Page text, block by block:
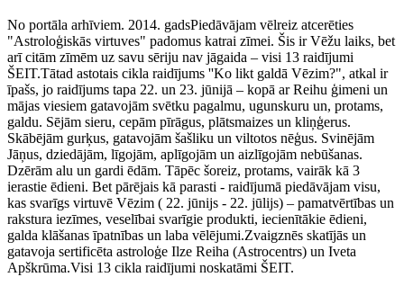
No portāla arhīviem. 2014. gadsPiedāvājam vēlreiz atcerēties
"Astroloģiskās virtuves" padomus katrai zīmei. Šis ir Vēžu laiks, bet
arī citām zīmēm uz savu sēriju nav jāgaida – visi 13 raidījumi
ŠEIT.Tātad astotais cikla raidījums ''Ko likt galdā Vēzim?", atkal ir
īpašs, jo raidījums tapa 22. un 23. jūnijā – kopā ar Reihu ģimeni un
mājas viesiem gatavojām svētku pagalmu, ugunskuru un, protams,
galdu. Sējām sieru, cepām pīrāgus, plātsmaizes un kliņģerus.
Skābējām gurķus, gatavojām šašliku un viltotos nēģus. Svinējām
Jāņus, dziedājām, līgojām, aplīgojām un aizlīgojām nebūšanas.
Dzērām alu un gardi ēdām. Tāpēc šoreiz, protams, vairāk kā 3
ierastie ēdieni. Bet pārējais kā parasti - raidījumā piedāvājam visu,
kas svarīgs virtuvē Vēzim ( 22. jūnijs - 22. jūlijs) – pamatvērtības un
rakstura iezīmes, veselībai svarīgie produkti, iecienītākie ēdieni,
galda klāšanas īpatnības un laba vēlējumi.Zvaigznēs skatījās un
gatavoja sertificēta astroloģe Ilze Reiha (Astrocentrs) un Iveta
Apškrūma.Visi 13 cikla raidījumi noskatāmi ŠEIT.